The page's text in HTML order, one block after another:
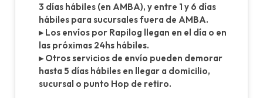
3 días hábiles (en AMBA), y entre 1 y 6 días
hábiles para sucursales fuera de AMBA.
▸ Los envíos por Rapilog llegan en el día o en
las próximas 24hs hábiles.
▸ Otros servicios de envío pueden demorar
hasta 5 días hábiles en llegar a domicilio,
sucursal o punto Hop de retiro.